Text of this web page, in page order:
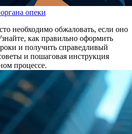
опеки
необходимо обжаловать, если оно
как правильно оформить
и получить справедливый
и пошаговая инструкция
процессе.